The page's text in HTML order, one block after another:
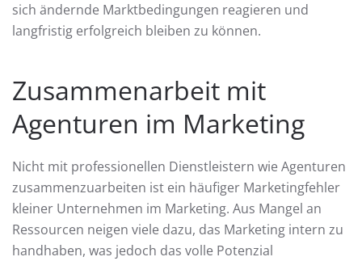
sich ändernde Marktbedingungen reagieren und
langfristig erfolgreich bleiben zu können.
Zusammenarbeit mit
Agenturen im Marketing
Nicht mit professionellen Dienstleistern wie Agenturen
zusammenzuarbeiten ist ein häufiger Marketingfehler
kleiner Unternehmen im Marketing. Aus Mangel an
Ressourcen neigen viele dazu, das Marketing intern zu
handhaben, was jedoch das volle Potenzial